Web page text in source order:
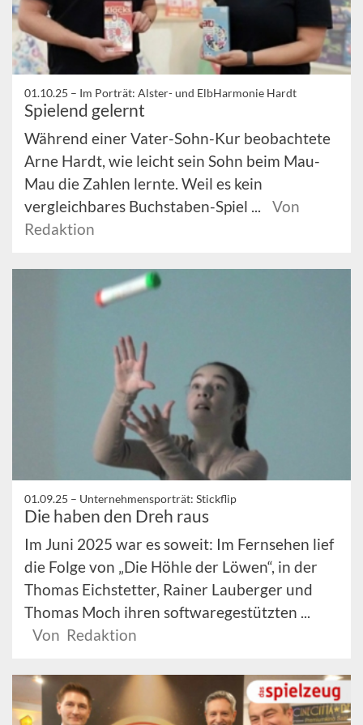
01.10.25 – Im Porträt: Alster- und ElbHarmonie Hardt
Spielend gelernt
Während einer Vater-Sohn-Kur beobachtete
Arne Hardt, wie leicht sein Sohn beim Mau-
Mau die Zahlen lernte. Weil es kein
vergleichbares Buchstaben-Spiel ...
Von
Redaktion
01.09.25 – Unternehmensporträt: Stickflip
Die haben den Dreh raus
Im Juni 2025 war es soweit: Im Fernsehen lief
die Folge von „Die Höhle der Löwen“, in der
Thomas Eichstetter, Rainer Lauberger und
Thomas Moch ihren softwaregestützten ...
Von Redaktion